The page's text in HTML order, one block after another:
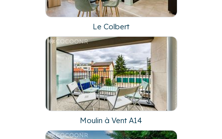
Le Colbert
Moulin à Vent A14